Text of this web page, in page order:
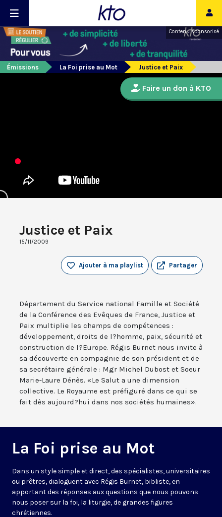
Contenu sponsorisé
Émissions La Foi prise au Mot Justice et Paix
Justice et Paix
15/11/2009
Partager
Ajouter à ma playlist
Département du Service national Famille et Société
de la Conférence des Evêques de France, Justice et
Paix multiplie les champs de compétences :
développement, droits de l?homme, paix, sécurité et
construction de l?Europe. Régis Burnet nous invite à
sa découverte en compagnie de son président et de
sa secrétaire générale : Mgr Michel Dubost et Soeur
Marie-Laure Dénès. «Le Salut a une dimension
collective. Le Royaume est préfiguré dans ce qui se
fait dès aujourd?hui dans nos sociétés humaines».
La Foi prise au Mot
Dans un style simple et direct, des spécialistes, universitaires
ou prêtres, dialoguent avec Régis Burnet, bibliste, en
apportant des réponses aux questions que nous pouvons
nous poser sur la foi, la liturgie, de grandes figures
chrétiennes.
Faire un don à KTO